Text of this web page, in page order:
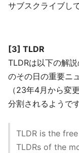
サブスクライブし
[3] TLDR
TLDRは以下の解
のその日の重要ニ
（23年4月から変
分割されるようです
TLDR is the
TLDRs of the